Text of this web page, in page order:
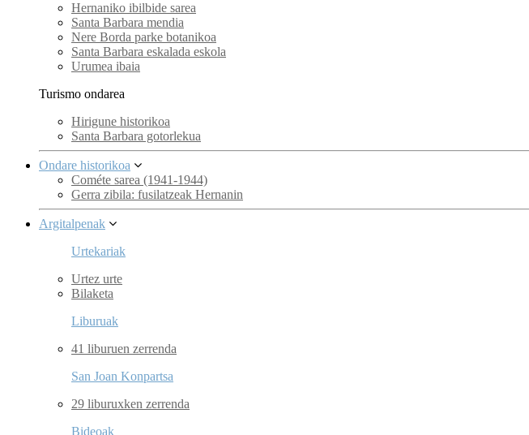
Hernaniko ibilbide sarea
Santa Barbara mendia
Nere Borda parke botanikoa
Santa Barbara eskalada eskola
Urumea ibaia
Turismo ondarea
Hirigune historikoa
Santa Barbara gotorlekua
Ondare historikoa
Cométe sarea (1941-1944)
Gerra zibila: fusilatzeak Hernanin
Argitalpenak
Urtekariak
Urtez urte
Bilaketa
Liburuak
41 liburuen zerrenda
San Joan Konpartsa
29 liburuxken zerrenda
Bideoak